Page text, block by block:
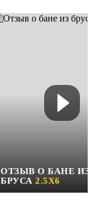
ОТЗЫВ О БАНЕ ИЗ
БРУСА 2.5Х6